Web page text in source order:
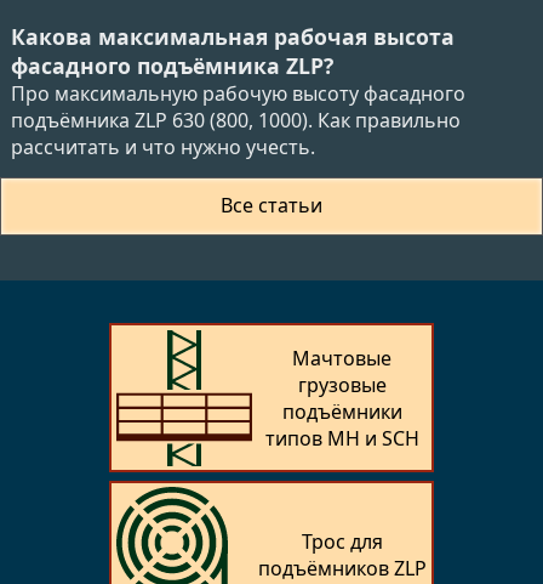
Какова максимальная рабочая высота
фасадного подъёмника ZLP?
Про максимальную рабочую высоту фасадного
подъёмника ZLP 630 (800, 1000). Как правильно
рассчитать и что нужно учесть.
Все статьи
Мачтовые
грузовые
подъёмники
типов MH и SCH
Трос для
подъёмников ZLP